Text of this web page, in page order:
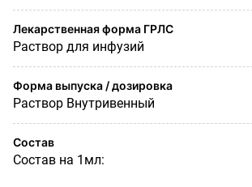
Лекарственная форма ГРЛС
Раствор для инфузий
Форма выпуска / дозировка
Раствор Внутривенный
Состав
Состав на 1мл: